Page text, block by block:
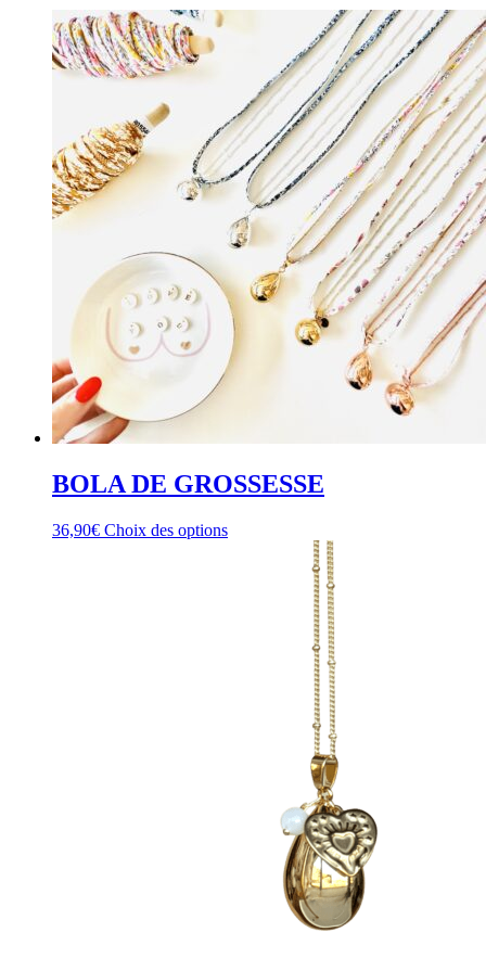
BOLA DE GROSSESSE
36,90€ Choix des optionsCe